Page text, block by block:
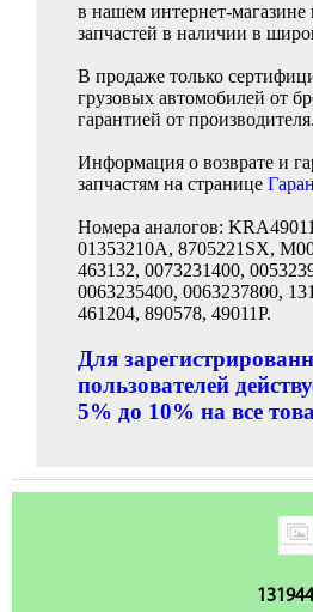
в нашем интернет-магазине
запчастей в наличии в
В продаже только
грузовых автомобилей от
гарантией от производителя.
Информация о возврате и
запчастям на странице
Номера аналогов:
01353210A, 8705221SX,
463132, 0073231400,
0063235400, 0063237800,
461204, 890578, 49011P.
Для
пользователей
5% до 10% на все
131944